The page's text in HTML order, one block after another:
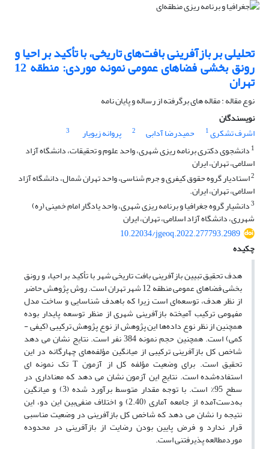
تحلیلی بر بازآفرینی بافت‌های تاریخی، با تأکید بر احیا و
رونق بخشی فضاهای عمومی نمونه موردی: منطقه 12
تهران
نوع مقاله : مقاله های برگرفته از رساله و پایان نامه
نویسندگان
اشرف تشکری1 حمیدرضا آدابی 2 پروانه زیویار
3
1 دانشجوی دکتری برنامه ریزی شهری، واحد علوم و تحقیقات، دانشگاه آزاد
اسلامی، تهران، ایران
2استادیار گروه حقوق کیفری و جرم شناسی، واحد تهران شمال، دانشگاه آزاد
اسلامی، تهران، ایران.
3دانشیار گروه جغرافیا و برنامه ریزی شهری، واحد یادگار امام خمینی (ره)
شهرری، دانشگاه آزاد اسلامی، تهران، ایران
10.22034/jgeoq.2022.277793.2989
چکیده
هدف تحقیق تبیین بازآفرینی بافت تاریخی شهر با تأکید بر احیاء و رونق
بخشی فضاهای عمومی منطقه 12 شهر تهران است. روش پژوهش حاضر
از نظر هدف، توسعه‌ای است زیرا که باهدف شناسایی و ساخت مدل
مفهومی ترکیب آمیخته بازآفرینی شهری از منظر توسعه پایدار بوده
همچنین از نظر نوع داده‌ها این پژوهش از نوع پژوهش ترکیبی (کیفی -
کمی) است. همچنین حجم نمونه 384 نفر است. نتایج نشان می دهد
شاخص کل بازآفرینی ترکیبی از میانگین مؤلفه‌های چهارگانه در این
تحقیق است. برای وضعیت مؤلفه کل از آزمون T تک نمونه ای
استفاده‌شده است. نتایج این آزمون نشان می دهد که معناداری در
سطح 95% است. با توجه مقدار متوسط برآورد شده (3) و میانگین
به‌دست‌آمده از جامعه آماری (2.40) و اختلاف منفی‌بین این دو، این
نتیجه را نشان می دهد که شاخص کل بازآفرینی در وضعیت مناسبی
قرار ندارد و فرض پایین بودن رضایت از بازآفرینی در محدوده
موردمطالعه پذیرفتنی است.